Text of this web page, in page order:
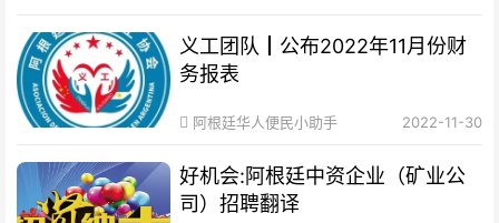
义工团队┃公布2022年11月份财
务报表
阿根廷华人便民小助手 2022-11-30
好机会:阿根廷中资企业（矿业公
司）招聘翻译